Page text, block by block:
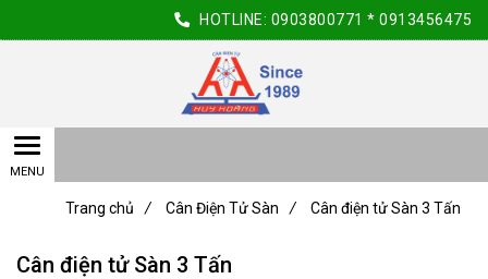
Cân điện tử Sàn 3 Tấn
Trang chủ / Cân Điện Tử Sàn / Cân điện tử Sàn 3 Tấn
HOTLINE: 0903800771 * 0913456475